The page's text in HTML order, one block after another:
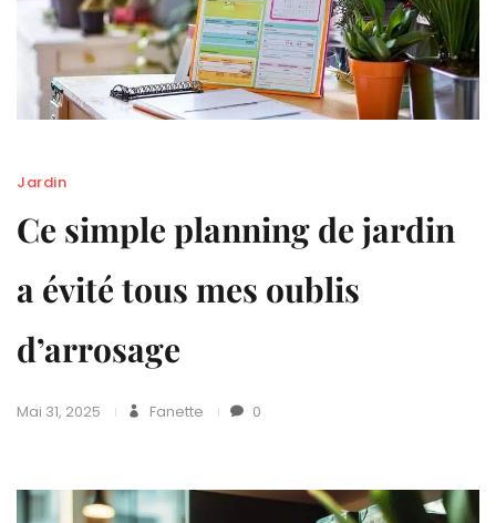
Jardin
Ce simple planning de jardin
a évité tous mes oublis
d’arrosage
Mai 31, 2025 Fanette 0